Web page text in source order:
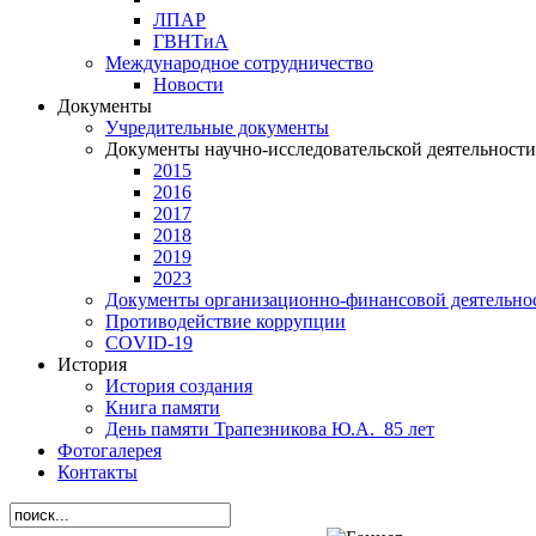
ЛПАР
ГВНТиА
Международное сотрудничество
Новости
Документы
Учредительные документы
Документы научно-исследовательской деятельности
2015
2016
2017
2018
2019
2023
Документы организационно-финансовой
Противодействие коррупции
СОVID-19
История
История создания
Книга памяти
День памяти Трапезникова Ю.А._85 лет
Фотогалерея
Контакты